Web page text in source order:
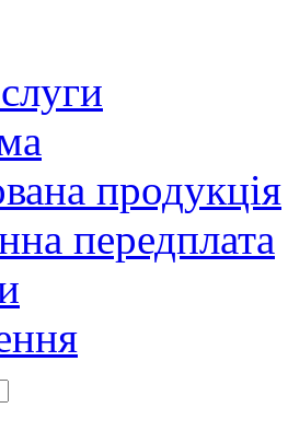
продукція
передплата